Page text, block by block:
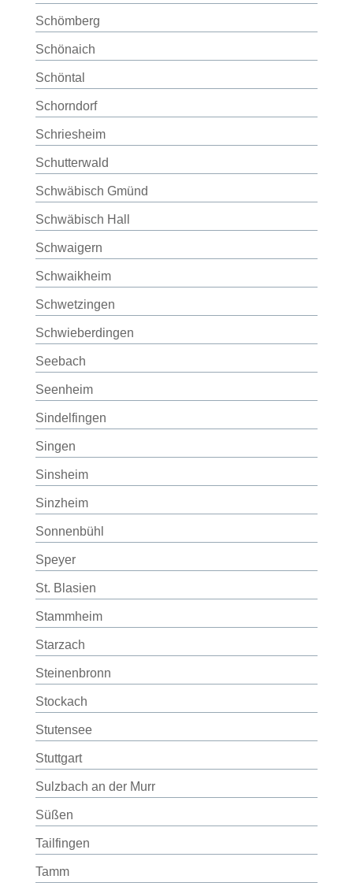
Schömberg
Schönaich
Schöntal
Schorndorf
Schriesheim
Schutterwald
Schwäbisch Gmünd
Schwäbisch Hall
Schwaigern
Schwaikheim
Schwetzingen
Schwieberdingen
Seebach
Seenheim
Sindelfingen
Singen
Sinsheim
Sinzheim
Sonnenbühl
Speyer
St. Blasien
Stammheim
Starzach
Steinenbronn
Stockach
Stutensee
Stuttgart
Sulzbach an der Murr
Süßen
Tailfingen
Tamm